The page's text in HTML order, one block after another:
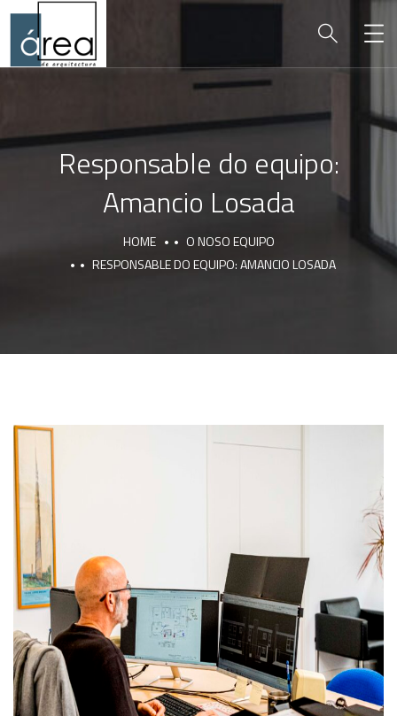
Responsable do equipo:
Amancio Losada
HOME
O NOSO EQUIPO
RESPONSABLE DO EQUIPO: AMANCIO LOSADA